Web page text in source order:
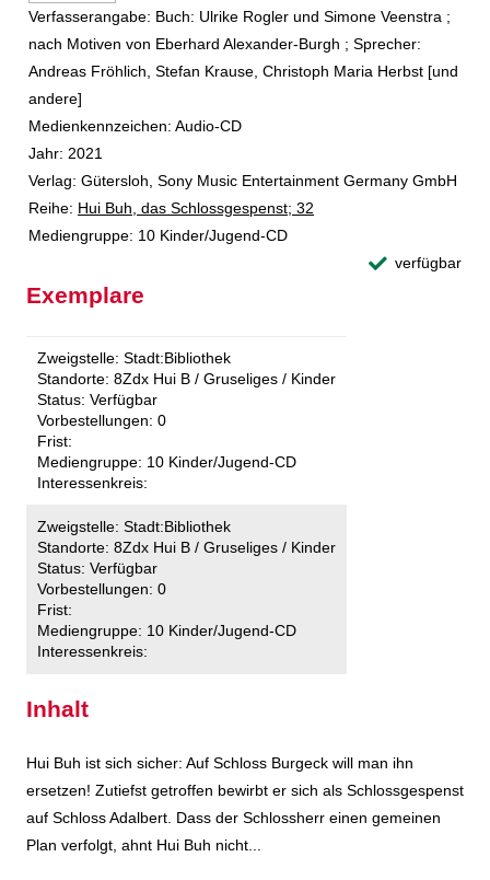
Verfasserangabe: Buch: Ulrike Rogler und Simone Veenstra ;
nach Motiven von Eberhard Alexander-Burgh ; Sprecher:
Andreas Fröhlich, Stefan Krause, Christoph Maria Herbst [und
andere]
Medienkennzeichen: Audio-CD
Jahr: 2021
Verlag: Gütersloh, Sony Music Entertainment Germany GmbH
Reihe: Hui Buh, das Schlossgespenst; 32
Mediengruppe: 10 Kinder/Jugend-CD
verfügbar
Exemplare
Zweigstelle: Stadt:Bibliothek
Standorte: 8Zdx Hui B / Gruseliges / Kinder
Status: Verfügbar
Vorbestellungen: 0
Frist:
Mediengruppe: 10 Kinder/Jugend-CD
Interessenkreis:
Zweigstelle: Stadt:Bibliothek
Standorte: 8Zdx Hui B / Gruseliges / Kinder
Status: Verfügbar
Vorbestellungen: 0
Frist:
Mediengruppe: 10 Kinder/Jugend-CD
Interessenkreis:
Inhalt
Hui Buh ist sich sicher: Auf Schloss Burgeck will man ihn
ersetzen! Zutiefst getroffen bewirbt er sich als Schlossgespenst
auf Schloss Adalbert. Dass der Schlossherr einen gemeinen
Plan verfolgt, ahnt Hui Buh nicht...